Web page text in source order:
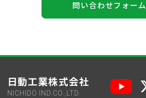
問い合わせフォーム
日動工業株式会社
NICHIDO IND.CO.,LTD.